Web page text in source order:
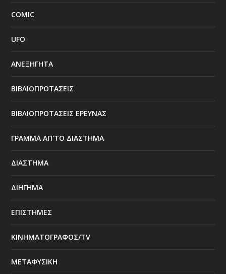
COMIC
UFO
ΑΝΕΞΗΓΗΤΑ
ΒΙΒΛΙΟΠΡΟΤΑΣΕΙΣ
ΒΙΒΛΙΟΠΡΟΤΑΣΕΙΣ ΕΡΕΥΝΑΣ
ΓΡΑΜΜΑ ΑΠ'ΤΟ ΔΙΑΣΤΗΜΑ
ΔΙΑΣΤΗΜΑ
ΔΙΗΓΗΜΑ
ΕΠΙΣΤΗΜΕΣ
ΚΙΝΗΜΑΤΟΓΡΑΦΟΣ/TV
ΜΕΤΑΦΥΣΙΚΗ